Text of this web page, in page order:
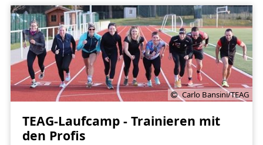
Carlo Bansini/TEAG
TEAG-Laufcamp - Trainieren mit
den Profis